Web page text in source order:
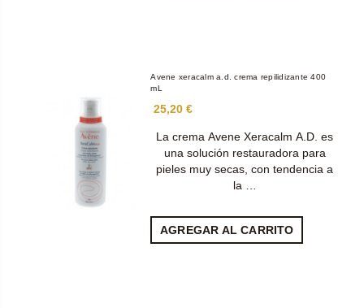
Avene xeracalm a.d. crema repilidizante 400
mL
25,20 €
La crema Avene Xeracalm A.D. es
una solución restauradora para
pieles muy secas, con tendencia a
la …
AGREGAR AL CARRITO